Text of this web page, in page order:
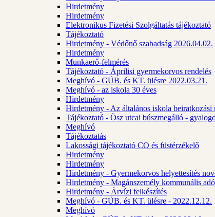
Hirdetmény
Hirdetmény
Elektronikus Fizetési Szolgáltatás tájékoztató
Tájékoztató
Hirdetmény - Védőnő szabadság 2026.04.02.
Hirdetmény
Munkaerő-felmérés
Tájékoztató - Áprilisi gyermekorvos rendelés
Meghívó - GÜB. és KT. ülésre 2022.03.21.
Meghívó - az iskola 30 éves
Hirdetmény
Hirdetmény - Az általános iskola beiratkozási
Tájékoztató - Ösz utcai búszmegálló -
Meghívó
Tájékoztatás
Lakossági tájékoztató CO és füstérzékelő
Hirdetmény
Hirdetmény
Hirdetmény - Gyermekorvos helyettesítés
Hirdetmény - Magánszemély kommunális
Hirdetmény - Árvízi felkészítés
Meghívó - GÜB. és KT. ülésre - 2022.12.12.
Meghívó